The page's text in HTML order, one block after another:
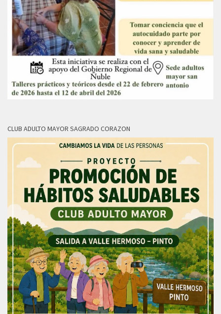
CLUB ADULTO MAYOR SAGRADO CORAZON